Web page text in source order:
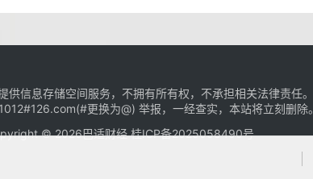
信息存储空间服务，不拥有所有权，不承担相关法律责任
更换为@) 举报，一经查实，本站将立刻删除
©2026巴适财经桂ICP备2025058490号